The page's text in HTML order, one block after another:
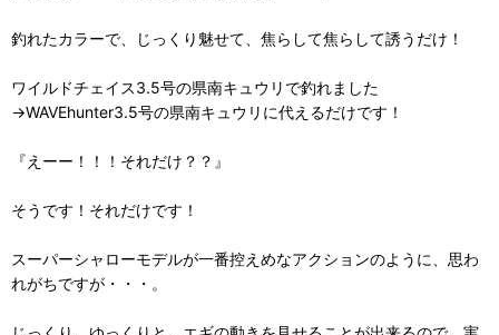
釣れたカラーで、じっくり魅せて、焦らして焦らして誘うだけ！
ワイルドチェイス3.5号の県南キュウリで釣れました
→WAVEhunter3.5号の県南キュウリに代えるだけです！
『えーー！！！それだけ？？』
そうです！それだけです！
スーパーシャローモデルが一番控えめなアクションのように、思わ
れがちですが・・・。